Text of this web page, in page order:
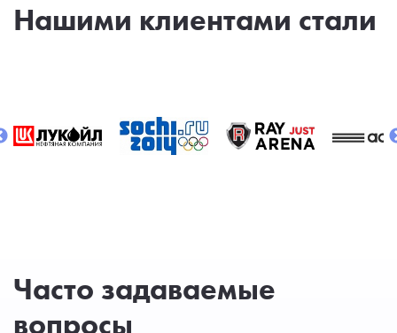
Нашими клиентами стали
Часто задаваемые
вопросы